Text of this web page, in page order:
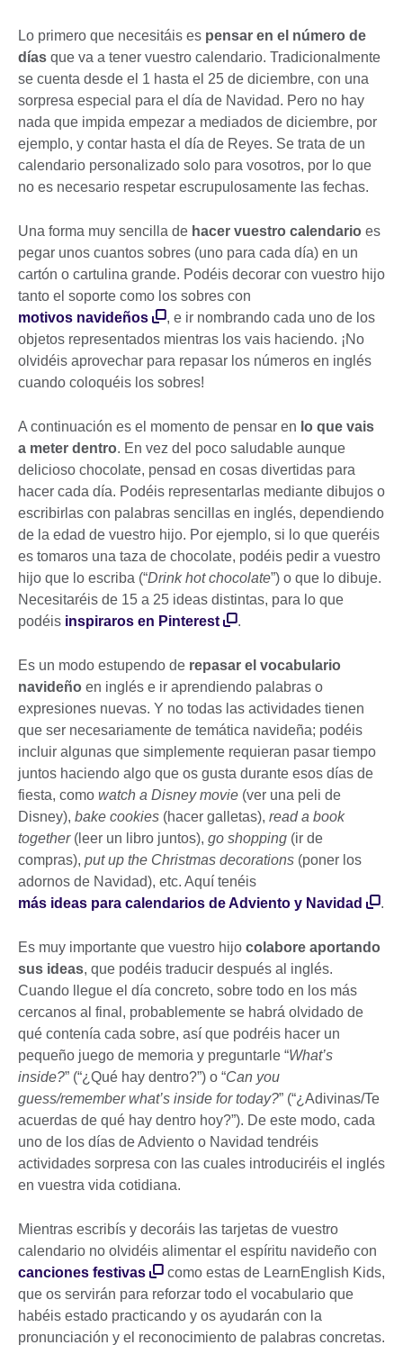
Lo primero que necesitáis es pensar en el número de
días que va a tener vuestro calendario. Tradicionalmente
se cuenta desde el 1 hasta el 25 de diciembre, con una
sorpresa especial para el día de Navidad. Pero no hay
nada que impida empezar a mediados de diciembre, por
ejemplo, y contar hasta el día de Reyes. Se trata de un
calendario personalizado solo para vosotros, por lo que
no es necesario respetar escrupulosamente las fechas.
Una forma muy sencilla de hacer vuestro calendario es
pegar unos cuantos sobres (uno para cada día) en un
cartón o cartulina grande. Podéis decorar con vuestro hijo
tanto el soporte como los sobres con
motivos navideños
, e ir nombrando cada uno de los
objetos representados mientras los vais haciendo. ¡No
olvidéis aprovechar para repasar los números en inglés
cuando coloquéis los sobres!
A continuación es el momento de pensar en lo que vais
a meter dentro. En vez del poco saludable aunque
delicioso chocolate, pensad en cosas divertidas para
hacer cada día. Podéis representarlas mediante dibujos o
escribirlas con palabras sencillas en inglés, dependiendo
de la edad de vuestro hijo. Por ejemplo, si lo que queréis
es tomaros una taza de chocolate, podéis pedir a vuestro
hijo que lo escriba (“Drink hot chocolate”) o que lo dibuje.
Necesitaréis de 15 a 25 ideas distintas, para lo que
podéis inspiraros en Pinterest .
Es un modo estupendo de repasar el vocabulario
navideño en inglés e ir aprendiendo palabras o
expresiones nuevas. Y no todas las actividades tienen
que ser necesariamente de temática navideña; podéis
incluir algunas que simplemente requieran pasar tiempo
juntos haciendo algo que os gusta durante esos días de
fiesta, como watch a Disney movie (ver una peli de
Disney), bake cookies (hacer galletas), read a book
together(leer un libro juntos), go shopping (ir de
compras), put up the Christmas decorations (poner los
adornos de Navidad), etc. Aquí tenéis
más ideas para calendarios de Adviento y Navidad
.
Es muy importante que vuestro hijo colabore aportando
sus ideas, que podéis traducir después al inglés.
Cuando llegue el día concreto, sobre todo en los más
cercanos al final, probablemente se habrá olvidado de
qué contenía cada sobre, así que podréis hacer un
pequeño juego de memoria y preguntarle “What’s
inside?” (“¿Qué hay dentro?”) o “Can you
guess/remember what’s inside for today?” (“¿Adivinas/Te
acuerdas de qué hay dentro hoy?”). De este modo, cada
uno de los días de Adviento o Navidad tendréis
actividades sorpresa con las cuales introduciréis el inglés
en vuestra vida cotidiana.
Mientras escribís y decoráis las tarjetas de vuestro
calendario no olvidéis alimentar el espíritu navideño con
canciones festivas
como estas de LearnEnglish Kids,
que os servirán para reforzar todo el vocabulario que
habéis estado practicando y os ayudarán con la
pronunciación y el reconocimiento de palabras concretas.